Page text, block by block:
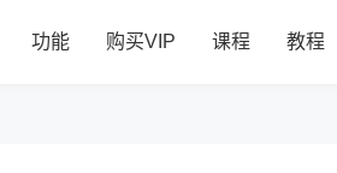
功能 购买VIP 课程 教程